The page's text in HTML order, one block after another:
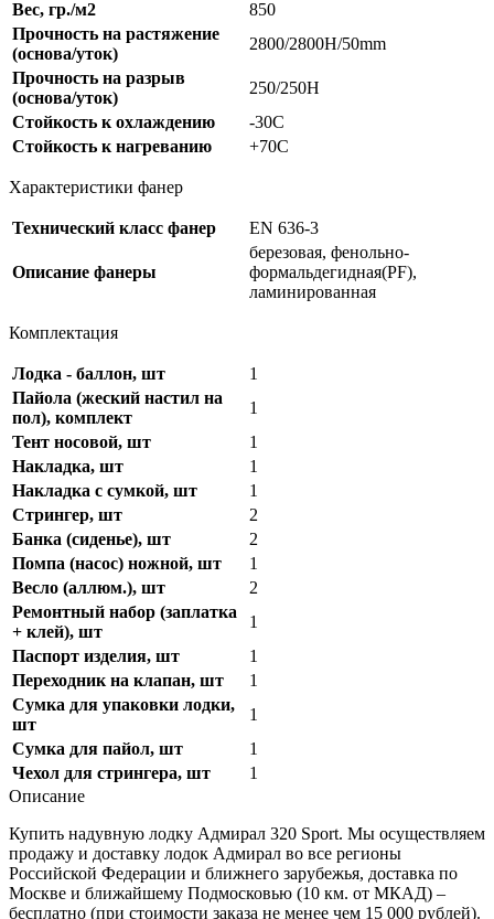
Вес, гр./м2
850
Прочность на растяжение
(основа/уток)
2800/2800H/50mm
Прочность на разрыв
(основа/уток)
250/250Н
Стойкость к охлаждению
-30С
Стойкость к нагреванию
+70C
Характеристики фанер
Технический класс фанер EN 636-3
Описание фанеры
березовая, фенольно-
формальдегидная(PF),
ламинированная
Комплектация
Лодка - баллон, шт
1
Пайола (жеский настил на
пол), комплект
1
Тент носовой, шт
1
Накладка, шт
1
Накладка с сумкой, шт
1
Стрингер, шт
2
Банка (сиденье), шт
2
Помпа (насос) ножной, шт
1
Весло (аллюм.), шт
2
Ремонтный набор (заплатка
+ клей), шт
1
Паспорт изделия, шт
1
Переходник на клапан, шт
1
Сумка для упаковки лодки,
шт
1
Сумка для пайол, шт
1
Чехол для стрингера, шт
1
Описание
Купить надувную лодку Адмирал 320 Sport. Мы осуществляем
продажу и доставку лодок Адмирал во все регионы
Российской Федерации и ближнего зарубежья, доставка по
Москве и ближайшему Подмосковью (10 км. от МКАД) –
бесплатно (при стоимости заказа не менее чем 15 000 рублей).